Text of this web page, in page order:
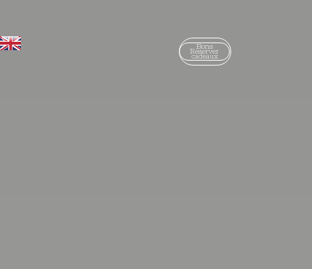
Bons
cadeaux
Réserver